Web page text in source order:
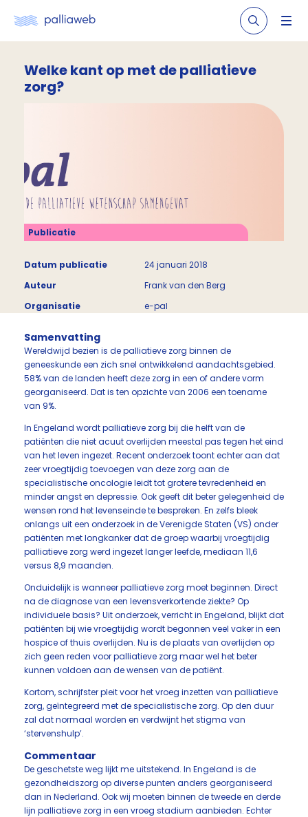
Welke kant op met de palliatieve
zorg?
Publicatie
Datum publicatie
24 januari 2018
Auteur
Frank van den Berg
Organisatie
e-pal
Samenvatting
Wereldwijd bezien is de palliatieve zorg binnen de
geneeskunde een zich snel ontwikkelend aandachtsgebied.
58% van de landen heeft deze zorg in een of andere vorm
georganiseerd. Dat is ten opzichte van 2006 een toename
van 9%.
In Engeland wordt palliatieve zorg bij die helft van de
patiënten die niet acuut overlijden meestal pas tegen het eind
van het leven ingezet. Recent onderzoek toont echter aan dat
zeer vroegtijdig toevoegen van deze zorg aan de
specialistische oncologie leidt tot grotere tevredenheid en
minder angst en depressie. Ook geeft dit beter gelegenheid de
wensen rond het levenseinde te bespreken. En zelfs bleek
onlangs uit een onderzoek in de Verenigde Staten (VS) onder
patiënten met longkanker dat de groep waarbij vroegtijdig
palliatieve zorg werd ingezet langer leefde, mediaan 11,6
versus 8,9 maanden.
Onduidelijk is wanneer palliatieve zorg moet beginnen. Direct
na de diagnose van een levensverkortende ziekte? Op
individuele basis? Uit onderzoek, verricht in Engeland, blijkt dat
patiënten bij wie vroegtijdig wordt begonnen veel vaker in een
hospice of thuis overlijden. Nu is de plaats van overlijden op
zich geen reden voor palliatieve zorg maar wel het beter
kunnen voldoen aan de wensen van de patiënt.
Kortom, schrijfster pleit voor het vroeg inzetten van palliatieve
zorg, geïntegreerd met de specialistische zorg. Op den duur
zal dat normaal worden en verdwijnt het stigma van
‘stervenshulp’.
Commentaar
De geschetste weg lijkt me uitstekend. In Engeland is de
gezondheidszorg op diverse punten anders georganiseerd
dan in Nederland. Ook wij moeten binnen de tweede en derde
lijn palliatieve zorg in een vroeg stadium aanbieden. Echter